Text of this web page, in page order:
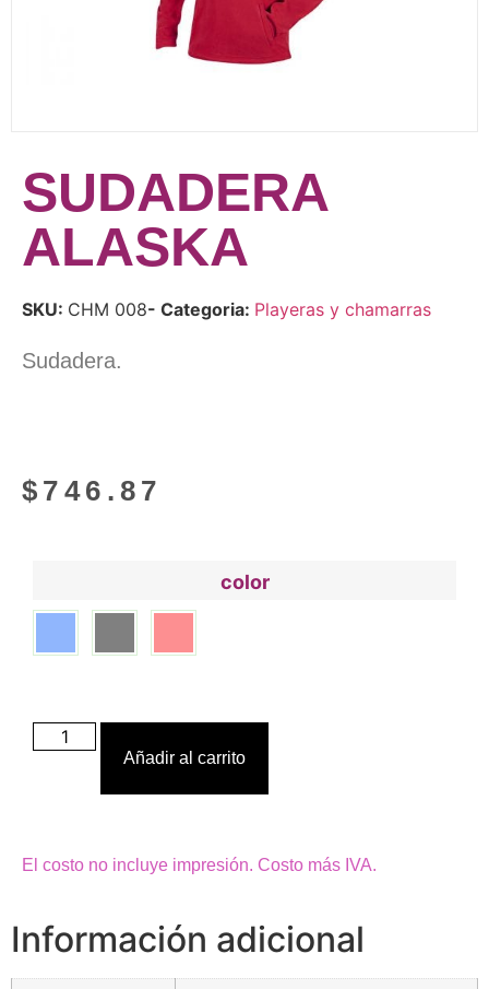
SUDADERA
ALASKA
SKU: CHM 008- Categoria: Playeras y chamarras
Sudadera.
$ 746.87
color
Añadir al carrito
El costo no incluye impresión. Costo más IVA.
Información adicional